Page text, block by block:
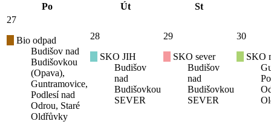
Po
Út
St
27
Bio odpad
Budišov nad
Budišovkou
(Opava),
Guntramovice,
Podlesí nad
Odrou, Staré
Oldřůvky
28
SKO JIH
Budišov
nad
Budišovkou
SEVER
29
SKO sever
Budišov
nad
Budišovkou
SEVER
30
SKO